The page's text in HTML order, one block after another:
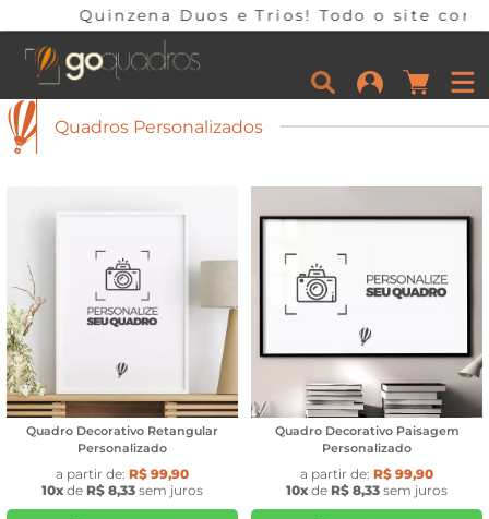
Quinzena Duos e Trios! Todo o site com
Quadros Personalizados
Quadro Decorativo Retangular
Personalizado
a partir de: R$ 99,90
10x de R$ 8,33 sem juros
Quadro Decorativo Paisagem
Personalizado
a partir de: R$ 99,90
10x de R$ 8,33 sem juros